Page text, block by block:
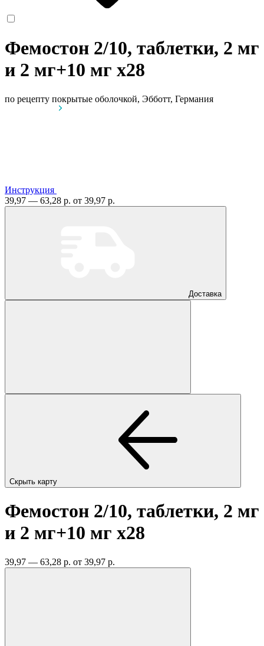
Фемостон 2/10, таблетки, 2 мг
и 2 мг+10 мг x28
по рецепту покрытые оболочкой, Эбботт, Германия
Инструкция
39,97 — 63,28 р. от 39,97 р.
Доставка
Скрыть карту
Фемостон 2/10, таблетки, 2 мг
и 2 мг+10 мг x28
39,97 — 63,28 р. от 39,97 р.